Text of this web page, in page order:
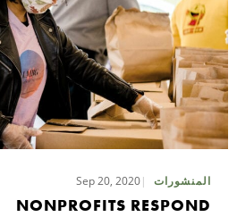
المنشورات Sep 20, 2020
NONPROFITS RESPOND